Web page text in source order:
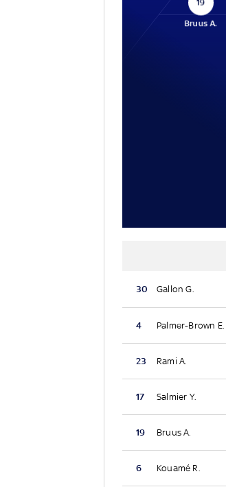
19
Bruus A.
30 Gallon G.
4 Palmer-Brown E.
23 Rami A.
17 Salmier Y.
19 Bruus A.
6 Kouamé R.